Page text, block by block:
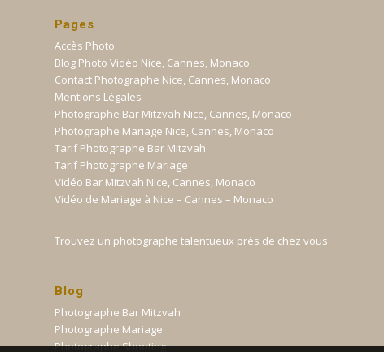
Pages
Accès Photo
Blog Photo Vidéo Nice, Cannes, Monaco
Contact Photographe Nice, Cannes, Monaco
Mentions Légales
Photographe Bar Mitzvah Nice, Cannes, Monaco
Photographe Mariage Nice, Cannes, Monaco
Tarif Photographe Bar Mitzvah
Tarif Photographe Mariage
Vidéo Bar Mitzvah Nice, Cannes, Monaco
Vidéo de Mariage à Nice – Cannes – Monaco
Trouvez un photographe talentueux près de chez vous
Blog
Photographe Bar Mitzvah
Photographe Mariage
Photographe Shooting